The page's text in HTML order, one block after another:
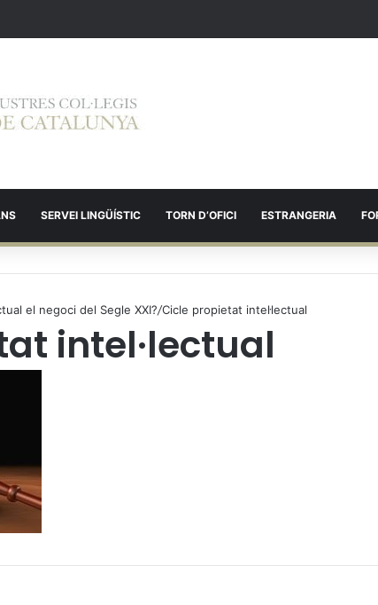
SERVEI LINGÜÍSTIC TORN D’OFICI ESTRANGERIA
el negoci del Segle XXI?/Cicle propietat intel·lectual
intel·lectual